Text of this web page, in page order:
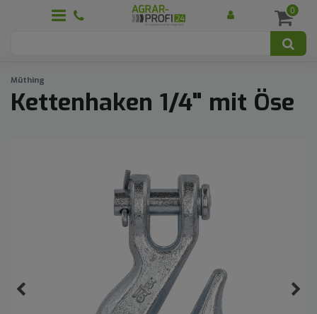
0
Müthing
Kettenhaken 1/4" mit Öse